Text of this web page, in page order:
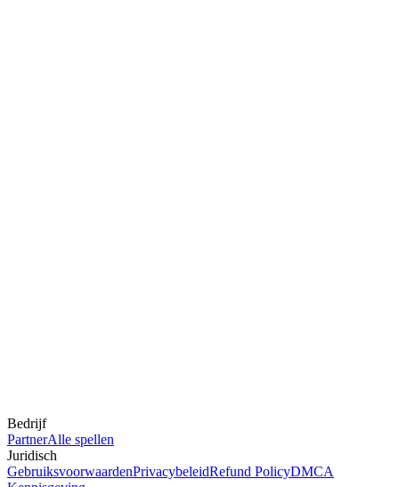
Bedrijf
PartnerAlle spellen
Juridisch
GebruiksvoorwaardenPrivacybeleidRefund PolicyDMCA